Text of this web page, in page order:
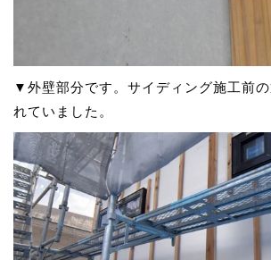
▼外壁部分です。サイディング施工前
れていました。